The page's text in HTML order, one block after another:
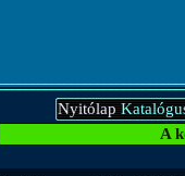
Nyitólap
A